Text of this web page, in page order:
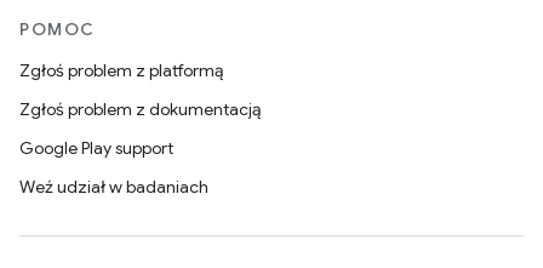
POMOC
Zgłoś problem z platformą
Zgłoś problem z dokumentacją
Google Play support
Weź udział w badaniach